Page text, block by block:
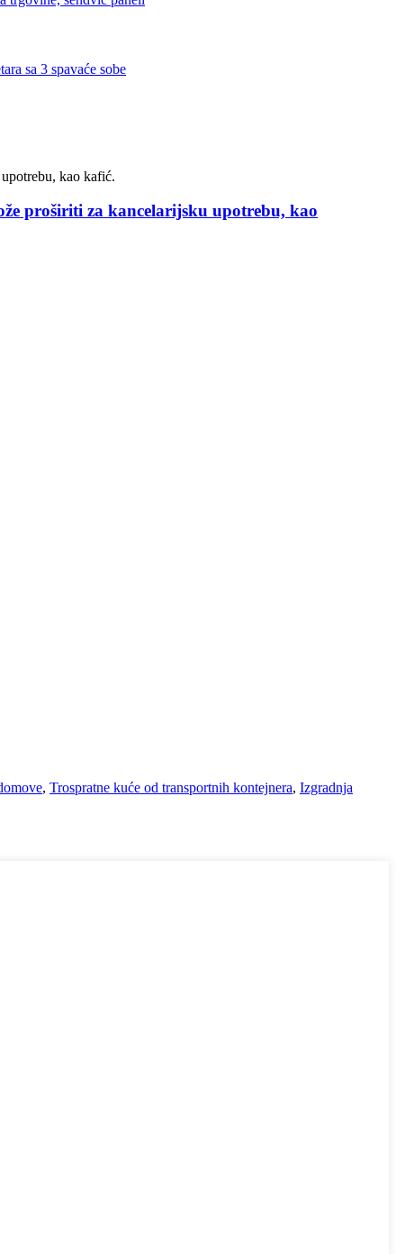
proširiti za kancelarijsku upotrebu, kao
, Trospratne kuće od transportnih kontejnera, Izgradnja